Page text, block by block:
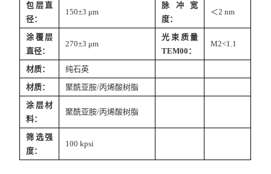
包层直
径：
150±3 μm
脉冲宽
度：
＜2 nm
涂覆层
直径：
270±3 μm
光束质量
TEM00：
M2<1.1
材质：
纯石英
材质：
聚酰亚胺/丙烯酸树脂
涂层材
料：
聚酰亚胺/丙烯酸树脂
筛选强
度：
100 kpsi